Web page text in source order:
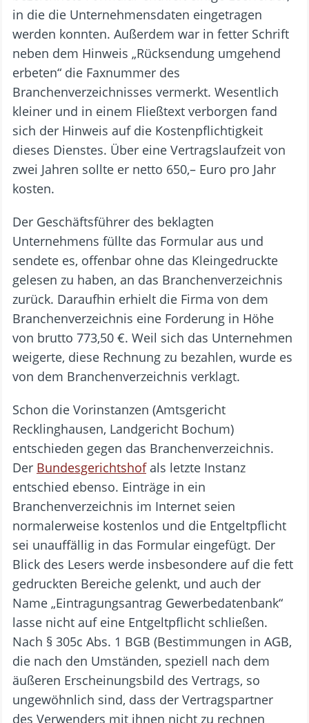
in die die Unternehmensdaten eingetragen
werden konnten. Außerdem war in fetter Schrift
neben dem Hinweis „Rücksendung umgehend
erbeten“ die Faxnummer des
Branchenverzeichnisses vermerkt. Wesentlich
kleiner und in einem Fließtext verborgen fand
sich der Hinweis auf die Kostenpflichtigkeit
dieses Dienstes. Über eine Vertragslaufzeit von
zwei Jahren sollte er netto 650,– Euro pro Jahr
kosten.
Der Geschäftsführer des beklagten
Unternehmens füllte das Formular aus und
sendete es, offenbar ohne das Kleingedruckte
gelesen zu haben, an das Branchenverzeichnis
zurück. Daraufhin erhielt die Firma von dem
Branchenverzeichnis eine Forderung in Höhe
von brutto 773,50 €. Weil sich das Unternehmen
weigerte, diese Rechnung zu bezahlen, wurde es
von dem Branchenverzeichnis verklagt.
Schon die Vorinstanzen (Amtsgericht
Recklinghausen, Landgericht Bochum)
entschieden gegen das Branchenverzeichnis.
Der Bundesgerichtshofals letzte Instanz
entschied ebenso. Einträge in ein
Branchenverzeichnis im Internet seien
normalerweise kostenlos und die Entgeltpflicht
sei unauffällig in das Formular eingefügt. Der
Blick des Lesers werde insbesondere auf die fett
gedruckten Bereiche gelenkt, und auch der
Name „Eintragungsantrag Gewerbedatenbank“
lasse nicht auf eine Entgeltpflicht schließen.
Nach § 305c Abs. 1 BGB (Bestimmungen in AGB,
die nach den Umständen, speziell nach dem
äußeren Erscheinungsbild des Vertrags, so
ungewöhnlich sind, dass der Vertragspartner
des Verwenders mit ihnen nicht zu rechnen